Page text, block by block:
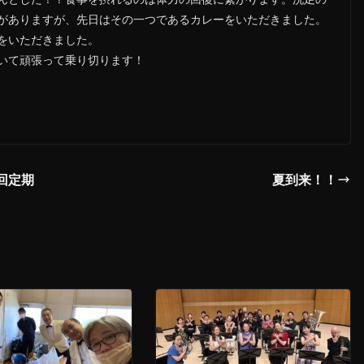
りますが、先日はその一つであるカレーをいただきました。
ただきました。
頑張って乗り切ります！
定期 夏到来！！